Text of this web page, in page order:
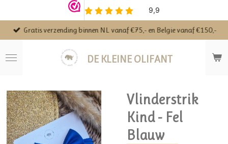
direct
naar
hoofdinhoud
DE KLEINE OLIFANT
Gratis verzending binnen NL vanaf €75,- en Belgie vanaf €150,-
Vlinderstrik
Kind - Fel
Blauw